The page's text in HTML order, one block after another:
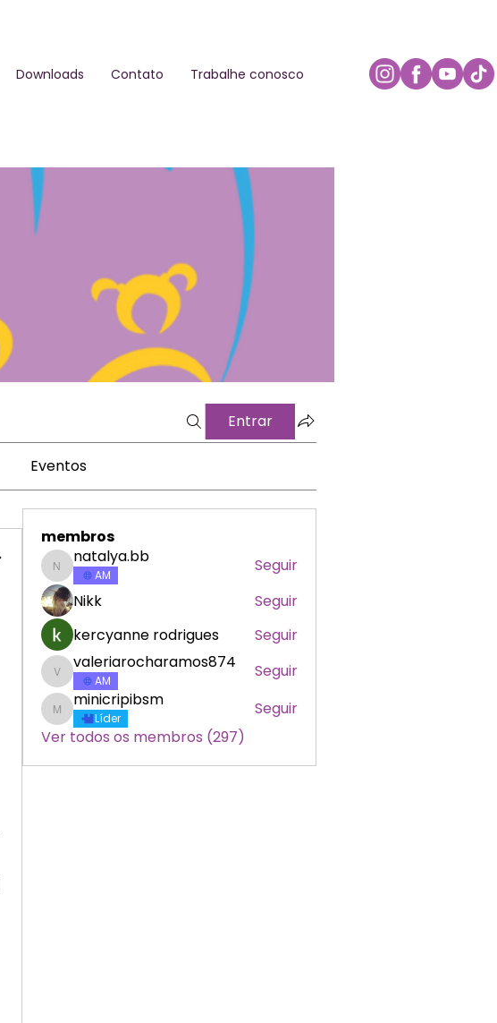
Downloads Contato Trabalhe conosco
Entrar
Eventos
membros
natalya.bb
natalya.bb
AM
Seguir
Nikk
Seguir
kercyanne rodrigues
Seguir
valeriarocharamos874
valeriarocharamos874
AM Seguir
minicripibsm
minicripibsm
Líder
Seguir
Ver todos os membros (297)